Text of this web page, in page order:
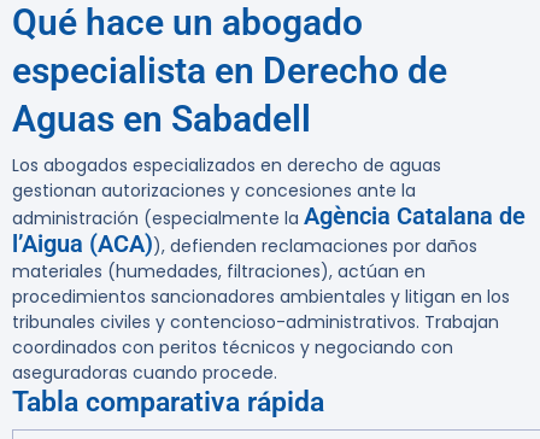
Qué hace un abogado
especialista en Derecho de
Aguas en Sabadell
Los abogados especializados en derecho de aguas
gestionan autorizaciones y concesiones ante la
administración (especialmente la Agència Catalana de
l’Aigua (ACA)), defienden reclamaciones por daños
materiales (humedades, filtraciones), actúan en
procedimientos sancionadores ambientales y litigan en los
tribunales civiles y contencioso-administrativos. Trabajan
coordinados con peritos técnicos y negociando con
aseguradoras cuando procede.
Tabla comparativa rápida